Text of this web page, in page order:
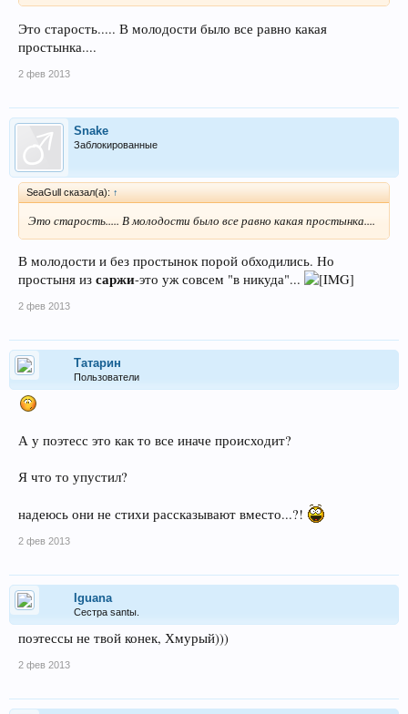
Это старость..... В молодости было все равно какая
простынка....
2 фев 2013
Snake
Заблокированные
SeaGull сказал(а): ↑
Это старость..... В молодости было все равно какая простынка....
В молодости и без простынок порой обходились. Но
простыня из саржи-это уж совсем "в никуда"...
2 фев 2013
Татарин
Пользователи
А у поэтесс это как то все иначе происходит?
Я что то упустил?
надеюсь они не стихи рассказывают вместо...?!
2 фев 2013
Iguana
Сестра santы.
поэтессы не твой конек, Хмурый)))
2 фев 2013